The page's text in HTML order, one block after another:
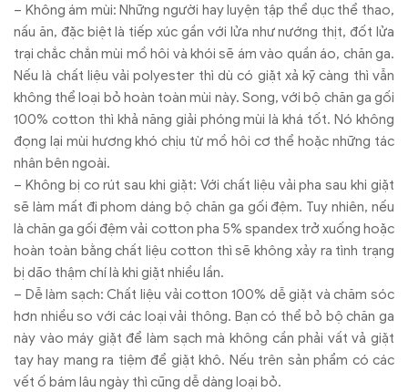
– Không ám mùi: Những người hay luyện tập thể dục thể thao,
nấu ăn, đặc biệt là tiếp xúc gần với lửa như nướng thịt, đốt lửa
trại chắc chắn mùi mồ hôi và khói sẽ ám vào quần áo, chăn ga.
Nếu là chất liệu vải polyester thì dù có giặt xả kỹ càng thì vẫn
không thể loại bỏ hoàn toàn mùi này. Song, với bộ chăn ga gối
100% cotton thì khả năng giải phóng mùi là khá tốt. Nó không
đọng lại mùi hương khó chịu từ mồ hôi cơ thể hoặc những tác
nhân bên ngoài.
– Không bị co rút sau khi giặt: Với chất liệu vải pha sau khi giặt
sẽ làm mất đi phom dáng bộ chăn ga gối đệm. Tuy nhiên, nếu
là chăn ga gối đệm vải cotton pha 5% spandex trở xuống hoặc
hoàn toàn bằng chất liệu cotton thì sẽ không xảy ra tình trạng
bị dão thậm chí là khi giặt nhiều lần.
– Dễ làm sạch: Chất liệu vải cotton 100% dễ giặt và chăm sóc
hơn nhiều so với các loại vải thông. Bạn có thể bỏ bộ chăn ga
này vào máy giặt để làm sạch mà không cần phải vất vả giặt
tay hay mang ra tiệm để giặt khô. Nếu trên sản phẩm có các
vết ố bám lâu ngày thì cũng dễ dàng loại bỏ.